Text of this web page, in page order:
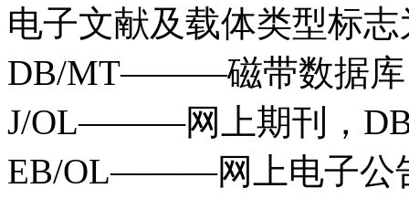
电子文献及载体类型标
DB/MT———磁带数据
J/OL———网上期刊，
EB/OL———网上电子公